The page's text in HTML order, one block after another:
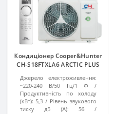
Кондиціонер Cooper&Hunter
CH-S18FTXLA6 ARCTIC PLUS
Джерело електроживлення:
~220-240 В/50 Гц/1 Ф
Продуктивність по холоду
(кВт): 5,3
Рівень звукового
тиску дБ (A):
56